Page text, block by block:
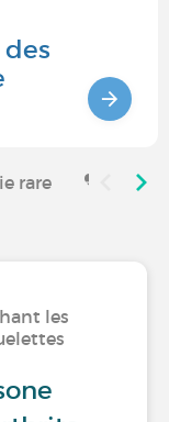
rare Vivre
les